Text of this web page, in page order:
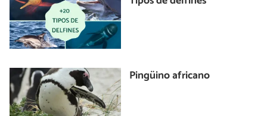
Pingüino africano